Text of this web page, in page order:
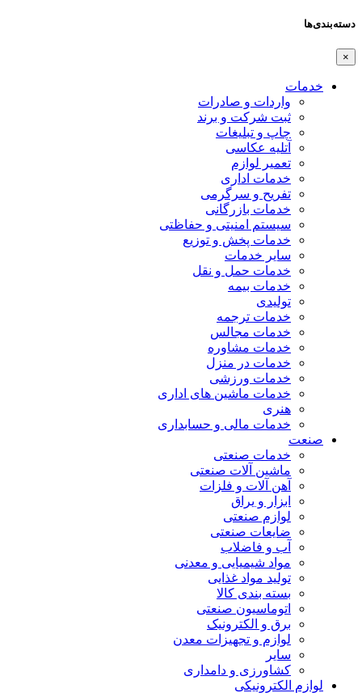
دسته‌بندی‌ها
×
خدمات
واردات و صادرات
ثبت شرکت و برند
چاپ و تبلیغات
آتلیه عکاسی
تعمیر لوازم
خدمات اداری
تفریح و سرگرمی
خدمات بازرگانی
سیستم امنیتی و حفاظتی
خدمات پخش و توزیع
سایر خدمات
خدمات حمل و نقل
خدمات بیمه
تولیدی
خدمات ترجمه
خدمات مجالس
خدمات مشاوره
خدمات در منزل
خدمات ورزشی
خدمات ماشین های اداری
هنری
خدمات مالی و حسابداری
صنعت
خدمات صنعتی
ماشین آلات صنعتی
آهن آلات و فلزات
ابزار و یراق
لوازم صنعتی
ضایعات صنعتی
آب و فاضلاب
مواد شیمیایی و معدنی
تولید مواد غذایی
بسته بندی کالا
اتوماسیون صنعتی
برق و الکترونیک
لوازم و تجهیزات معدن
سایر
کشاورزی و دامداری
لوازم الکترونیکی